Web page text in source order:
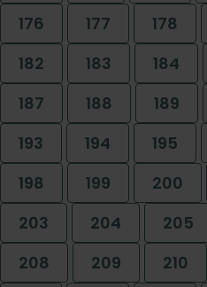
176
177 178
182
183 184
187
188 189
193
194 195
198
199 200
203
204 205
208
209 210